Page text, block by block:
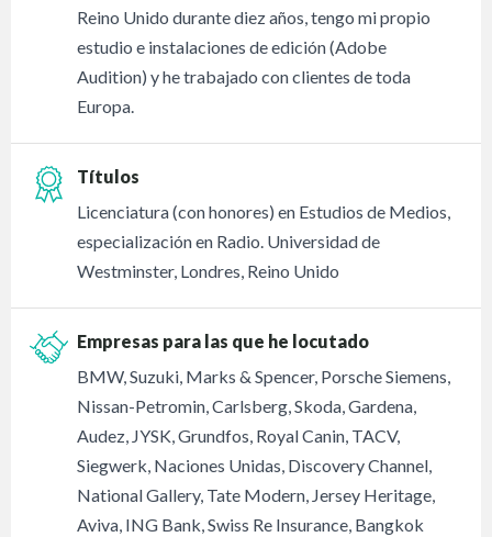
Reino Unido durante diez años, tengo mi propio
estudio e instalaciones de edición (Adobe
Audition) y he trabajado con clientes de toda
Europa.
Títulos
Licenciatura (con honores) en Estudios de Medios,
especialización en Radio. Universidad de
Westminster, Londres, Reino Unido
Empresas para las que he locutado
BMW, Suzuki, Marks & Spencer, Porsche Siemens,
Nissan-Petromin, Carlsberg, Skoda, Gardena,
Audez, JYSK, Grundfos, Royal Canin, TACV,
Siegwerk, Naciones Unidas, Discovery Channel,
National Gallery, Tate Modern, Jersey Heritage,
Aviva, ING Bank, Swiss Re Insurance, Bangkok